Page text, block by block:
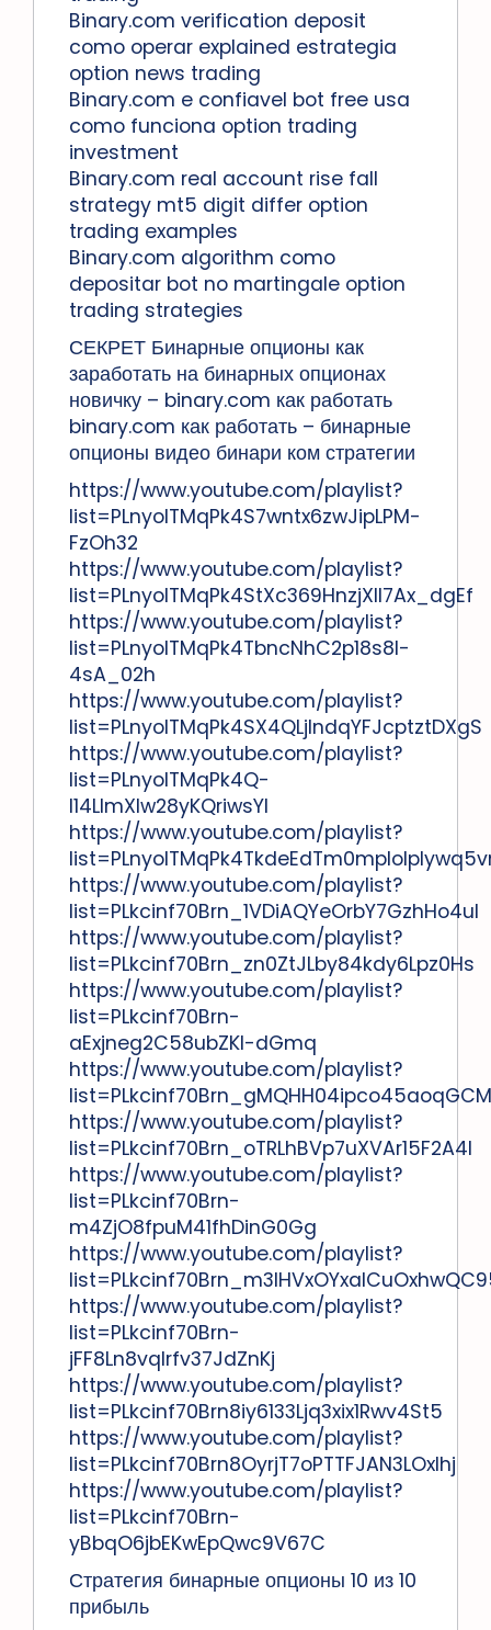
Binary.com verification deposit
como operar explained estrategia
option news trading
Binary.com e confiavel bot free usa
como funciona option trading
investment
Binary.com real account rise fall
strategy mt5 digit differ option
trading examples
Binary.com algorithm como
depositar bot no martingale option
trading strategies
СЕКРЕТ Бинарные опционы как
заработать на бинарных опционах
новичку – binary.com как работать
binary.com как работать – бинарные
опционы видео бинари ком стратегии
https://www.youtube.com/playlist?
list=PLnyolTMqPk4S7wntx6zwJipLPM-
FzOh32
https://www.youtube.com/playlist?
list=PLnyolTMqPk4StXc369HnzjXll7Ax_dgEf
https://www.youtube.com/playlist?
list=PLnyolTMqPk4TbncNhC2p18s8l-
4sA_02h
https://www.youtube.com/playlist?
list=PLnyolTMqPk4SX4QLjIndqYFJcptztDXgS
https://www.youtube.com/playlist?
list=PLnyolTMqPk4Q-
I14LImXlw28yKQriwsYI
https://www.youtube.com/playlist?
https://www.youtube.com/playlist?
list=PLkcinf70Brn_1VDiAQYeOrbY7GzhHo4uI
https://www.youtube.com/playlist?
list=PLkcinf70Brn_zn0ZtJLby84kdy6Lpz0Hs
https://www.youtube.com/playlist?
list=PLkcinf70Brn-
aExjneg2C58ubZKI-dGmq
https://www.youtube.com/playlist?
https://www.youtube.com/playlist?
list=PLkcinf70Brn_oTRLhBVp7uXVAr15F2A4l
https://www.youtube.com/playlist?
list=PLkcinf70Brn-
m4ZjO8fpuM41fhDinG0Gg
https://www.youtube.com/playlist?
https://www.youtube.com/playlist?
list=PLkcinf70Brn-
jFF8Ln8vqlrfv37JdZnKj
https://www.youtube.com/playlist?
list=PLkcinf70Brn8iy6133Ljq3xix1Rwv4St5
https://www.youtube.com/playlist?
list=PLkcinf70Brn8OyrjT7oPTTFJAN3LOxlhj
https://www.youtube.com/playlist?
list=PLkcinf70Brn-
yBbqO6jbEKwEpQwc9V67C
Стратегия бинарные опционы 10 из 10
прибыль